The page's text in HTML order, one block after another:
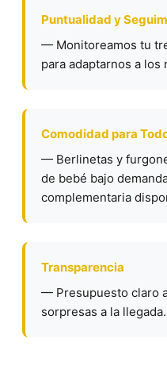
Puntualidad y
— Monitoreamos tu
para adaptarnos a los
Comodidad para
— Berlinetas y
de bebé bajo
complementaria
Transparencia
— Presupuesto claro
sorpresas a la llegada.